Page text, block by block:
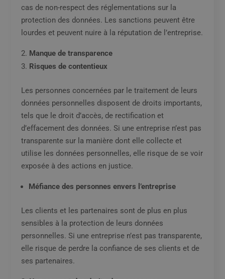
cas de non-respect des réglementations sur la
protection des données. Les sanctions peuvent être
lourdes et peuvent nuire à la réputation de l’entreprise.
Manque de transparence
Risques de contentieux
Les personnes concernées par le traitement de leurs
données personnelles disposent de droits importants,
tels que le droit d’accès, de rectification et
d’effacement des données. Si une entreprise n’est pas
transparente sur la manière dont elle collecte et
utilise les données personnelles, elle risque de se voir
exposée à des actions en justice.
Méfiance des personnes envers l’entreprise
Les clients et les partenaires sont de plus en plus
sensibles à la protection de leurs données
personnelles. Si une entreprise n’est pas transparente,
elle risque de perdre la confiance de ses clients et de
ses partenaires.